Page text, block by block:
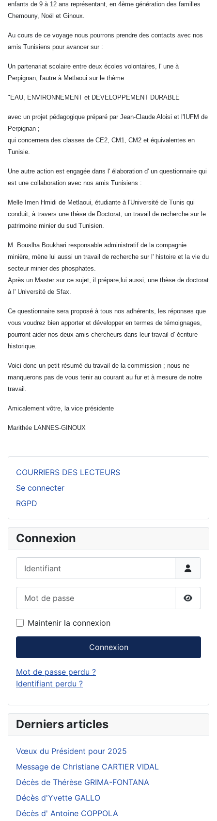
COURRIERS DES LECTEURS
Se connecter
RGPD
Connexion
Maintenir la connexion
Connexion
Mot de passe perdu ?
Identifiant perdu ?
Derniers articles
Vœux du Président pour 2025
Message de Christiane CARTIER VIDAL
Décès de Thérèse GRIMA-FONTANA
Décès d'Yvette GALLO
Décès d' Antoine COPPOLA
enfants de 9 à 12 ans représentant, en 4ème génération des familles
Chemouny, Noël et Ginoux.
Au cours de ce voyage nous pourrons prendre des contacts avec nos
amis Tunisiens pour avancer sur :
Un partenariat scolaire entre deux écoles volontaires, l' une à
Perpignan, l'autre à Metlaoui sur le thème
"EAU, ENVIRONNEMENT et DEVELOPPEMENT DURABLE
avec un projet pédagogique préparé par Jean-Claude Aloisi et l'IUFM de
Perpignan ;
qui concernera des classes de CE2, CM1, CM2 et équivalentes en
Tunisie.
Une autre action est engagée dans l' élaboration d' un questionnaire qui
est une collaboration avec nos amis Tunisiens :
Melle Imen Hmidi de Metlaoui, étudiante à l'Université de Tunis qui
conduit, à travers une thèse de Doctorat, un travail de recherche sur le
patrimoine minier du sud Tunisien.
M. Bouslha Boukhari responsable administratif de la compagnie
minière, mène lui aussi un travail de recherche sur l' histoire et la vie du
secteur minier des phosphates.
Après un Master sur ce sujet, il prépare,lui aussi, une thèse de doctorat
à l' Université de Sfax.
Ce questionnaire sera proposé à tous nos adhérents, les réponses que
vous voudrez bien apporter et développer en termes de témoignages,
pourront aider nos deux amis chercheurs dans leur travail d' écriture
historique.
Voici donc un petit résumé du travail de la commission ; nous ne
manquerons pas de vous tenir au courant au fur et à mesure de notre
travail.
Amicalement vôtre, la vice présidente
Marithée LANNES-GINOUX